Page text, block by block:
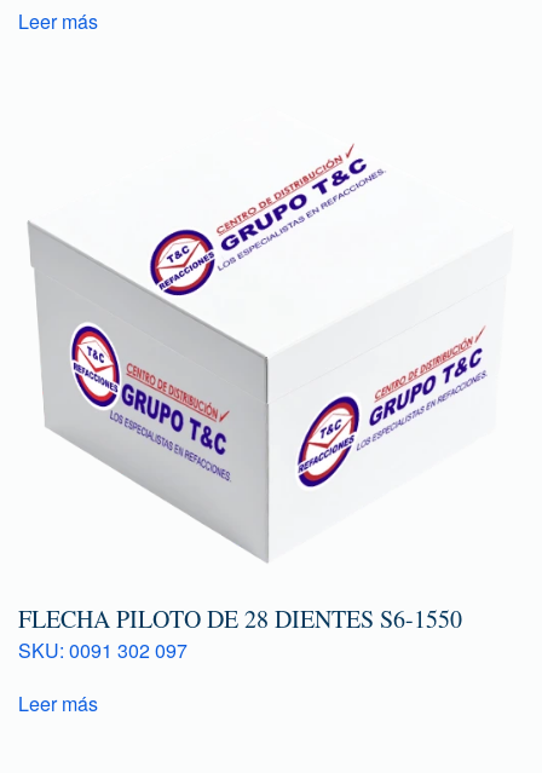
Leer más
FLECHA PILOTO DE 28 DIENTES S6-1550
SKU: 0091 302 097
Leer más